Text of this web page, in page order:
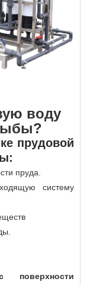
воду
прудовой
пруда.
систему